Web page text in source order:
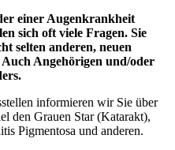
einer Augenkrankheit
sich oft viele Fragen. Sie
selten anderen, neuen
Auch Angehörigen und/oder
informieren wir Sie über
den Grauen Star (Katarakt),
Pigmentosa und anderen.